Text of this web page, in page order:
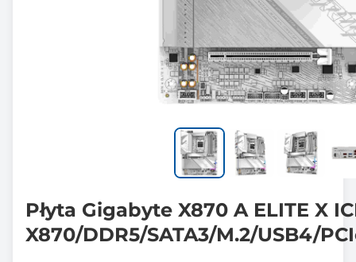
Płyta Gigabyte X870 A ELITE X
X870/DDR5/SATA3/M.2/USB4/